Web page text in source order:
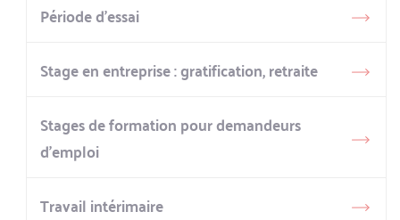
Période d’essai
Stage en entreprise : gratification, retraite
Stages de formation pour demandeurs
d’emploi
Travail intérimaire